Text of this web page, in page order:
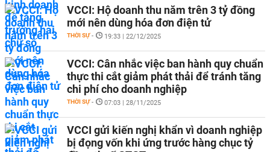
VCCI: Hộ doanh thu năm trên 3 tỷ đồng
mới nên dùng hóa đơn điện tử
THỜI SỰ - 19:33 | 22/12/2025
VCCI: Cân nhắc việc ban hành quy chuẩn
thực thi cắt giảm phát thải để tránh tăng
chi phí cho doanh nghiệp
THỜI SỰ - 07:03 | 28/11/2025
VCCI gửi kiến nghị khẩn vì doanh nghiệp
bị đọng vốn khi ứng trước hàng chục tỷ